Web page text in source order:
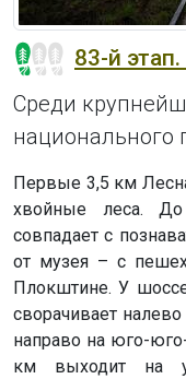
83-й
Среди
национального
Первые 3,5 км
хвойные леса.
совпадает с
от музея – с
Плокштине. У
сворачивает
направо на юго-
км выходит на